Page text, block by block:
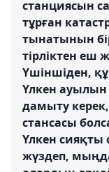
станциясын
тұрған
тынатынын
тірліктен еш
Үшіншіден,
Үлкен ауылын
дамыту
стансасы
Үлкен сияқты
жүздеп,